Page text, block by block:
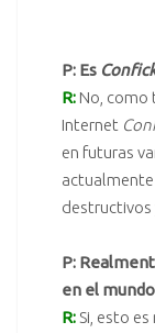
P: Es
R:No, como
Internet
en futuras
destructivos
P:
en el
R:Si, esto es